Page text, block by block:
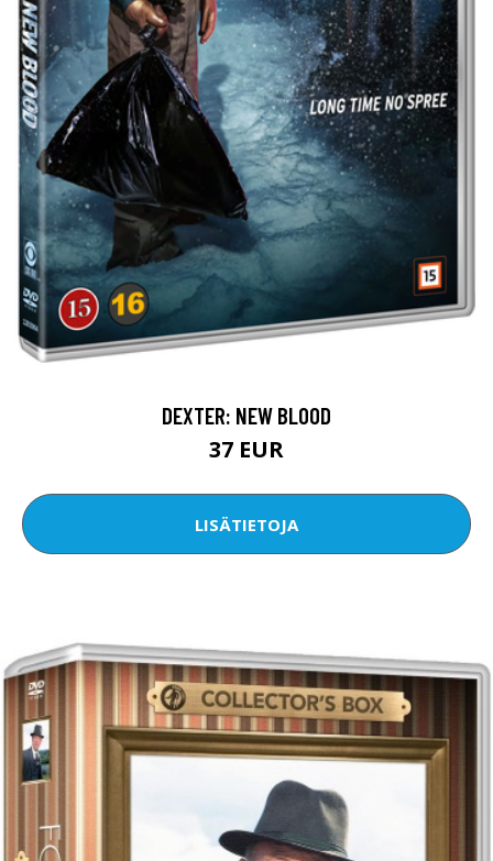
DEXTER: NEW BLOOD
37 EUR
LISÄTIETOJA